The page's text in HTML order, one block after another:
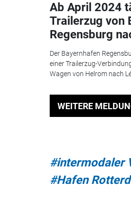
Ab April 2024
Trailerzug von
Regensburg
Der Bayernhafen
einer Trailerzug-
Wagen von Helrom nach
WEITERE
#intermodaler
#Hafen